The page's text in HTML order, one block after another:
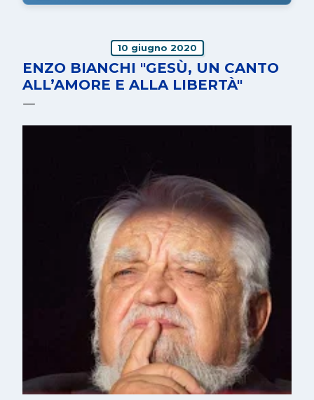
10 giugno 2020
ENZO BIANCHI "GESÙ, UN CANTO
ALL’AMORE E ALLA LIBERTÀ"